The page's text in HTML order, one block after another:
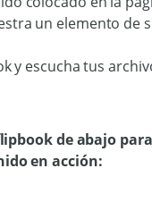
y escucha tus
de abajo
en acción: